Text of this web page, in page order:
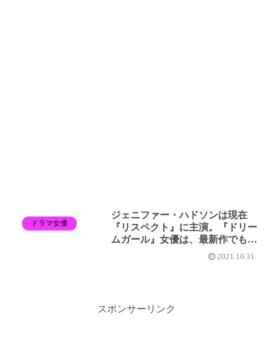
ドラマ女優
ジェニファー・ハドソンは現在
『リスペクト』に主演。『ドリー
ムガール』女優は、最新作でも歌
2021.10.31
スポンサーリンク